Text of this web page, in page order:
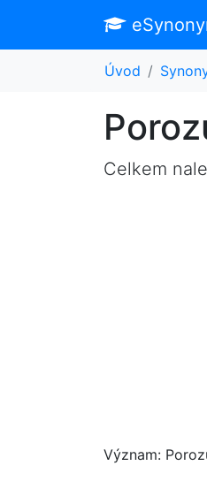
Úvod
Celkem
Význam: